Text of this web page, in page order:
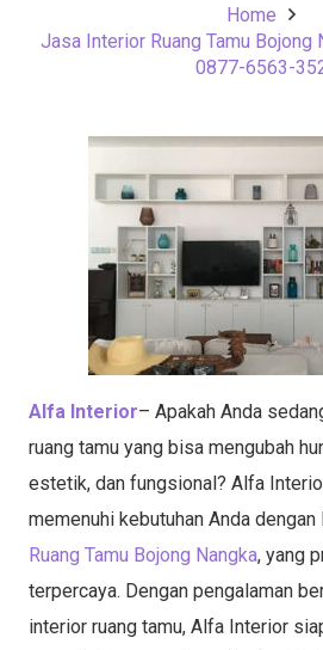
Home
Jasa Interior Ruang Tamu Bojong
0877-6563-
Alfa Interior– Apakah Anda
ruang tamu yang bisa mengubah
estetik, dan fungsional? Alfa
memenuhi kebutuhan Anda dengan
Ruang Tamu Bojong Nangka, yang
terpercaya. Dengan pengalaman
interior ruang tamu, Alfa Interior